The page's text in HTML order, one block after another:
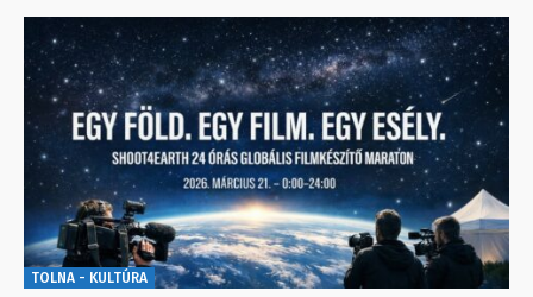
TOLNA - KULTÚRA